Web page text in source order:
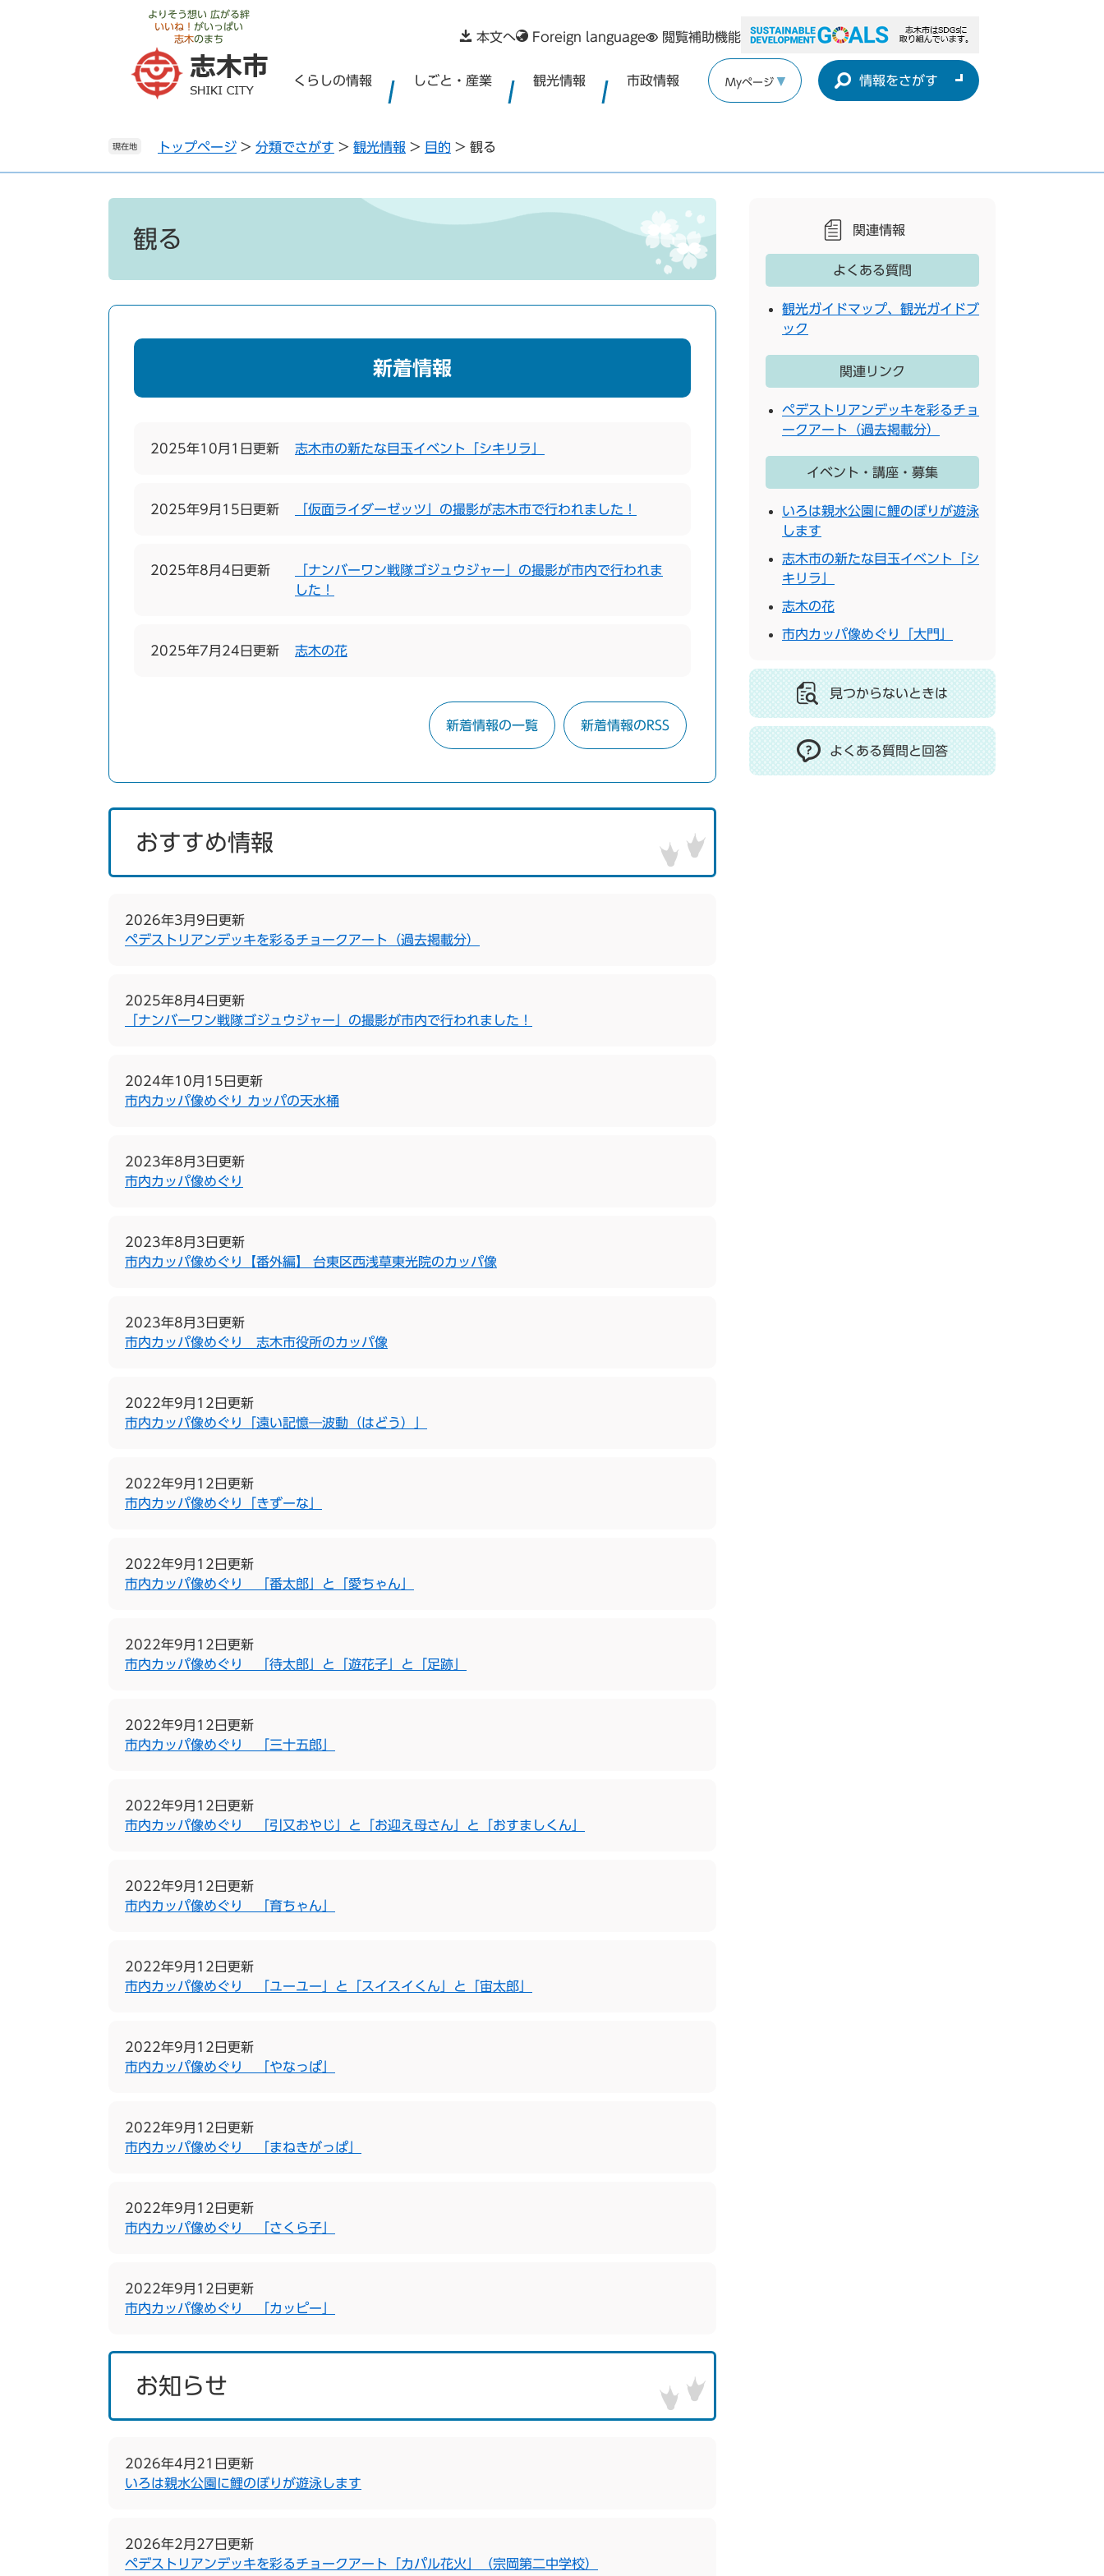
よりそう想い 広がる絆
いいね！ がいっぱい
志木のまち 本文へ Foreign language 閲覧補助機能
くらしの情報 しごと・産業 観光情報 市政情報 Myページ 情報をさがす
現在地 トップページ > 分類でさがす > 観光情報 > 目的 > 観る
観る
新着情報
2025年10月1日更新 志木市の新たな目玉イベント「シキリラ」
2025年9月15日更新 「仮面ライダーゼッツ」の撮影が志木市で行われました！
2025年8月4日更新
「ナンバーワン戦隊ゴジュウジャー」の撮影が市内で行われま
した！
2025年7月24日更新 志木の花
新着情報の一覧 新着情報のRSS
おすすめ情報
2026年3月9日更新
ペデストリアンデッキを彩るチョークアート（過去掲載分）
2025年8月4日更新
「ナンバーワン戦隊ゴジュウジャー」の撮影が市内で行われました！
2024年10月15日更新
市内カッパ像めぐり カッパの天水桶
2023年8月3日更新
市内カッパ像めぐり
2023年8月3日更新
市内カッパ像めぐり【番外編】 台東区西浅草東光院のカッパ像
2023年8月3日更新
市内カッパ像めぐり 志木市役所のカッパ像
2022年9月12日更新
市内カッパ像めぐり「遠い記憶―波動（はどう）」
2022年9月12日更新
市内カッパ像めぐり「きずーな」
2022年9月12日更新
市内カッパ像めぐり 「番太郎」と「愛ちゃん」
2022年9月12日更新
市内カッパ像めぐり 「待太郎」と「遊花子」と「足跡」
2022年9月12日更新
市内カッパ像めぐり 「三十五郎」
2022年9月12日更新
市内カッパ像めぐり 「引又おやじ」と「お迎え母さん」と「おすましくん」
2022年9月12日更新
市内カッパ像めぐり 「育ちゃん」
2022年9月12日更新
市内カッパ像めぐり 「ユーユー」と「スイスイくん」と「宙太郎」
2022年9月12日更新
市内カッパ像めぐり 「やなっぱ」
2022年9月12日更新
市内カッパ像めぐり 「まねきがっぱ」
2022年9月12日更新
市内カッパ像めぐり 「さくら子」
2022年9月12日更新
市内カッパ像めぐり 「カッピー」
お知らせ
2026年4月21日更新
いろは親水公園に鯉のぼりが遊泳します
2026年2月27日更新
ペデストリアンデッキを彩るチョークアート「カパル花火」（宗岡第二中学校）
関連情報
よくある質問
観光ガイドマップ、観光ガイドブ
ック
関連リンク
ペデストリアンデッキを彩るチョ
ークアート（過去掲載分）
イベント・講座・募集
いろは親水公園に鯉のぼりが遊泳
します
志木市の新たな目玉イベント「シ
キリラ」
志木の花
市内カッパ像めぐり「大門」
見つからないときは
よくある質問と回答